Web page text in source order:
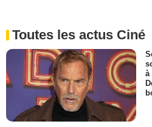
Toutes les actus Ciné
à